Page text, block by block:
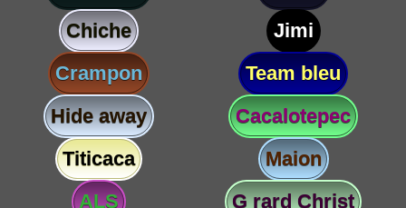
Chiche
Jimi
Crampon
Team bleu
Hide away
Cacalotepec
Titicaca
Maion
ALS
G rard Christ